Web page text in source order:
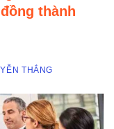
thành
THẮNG